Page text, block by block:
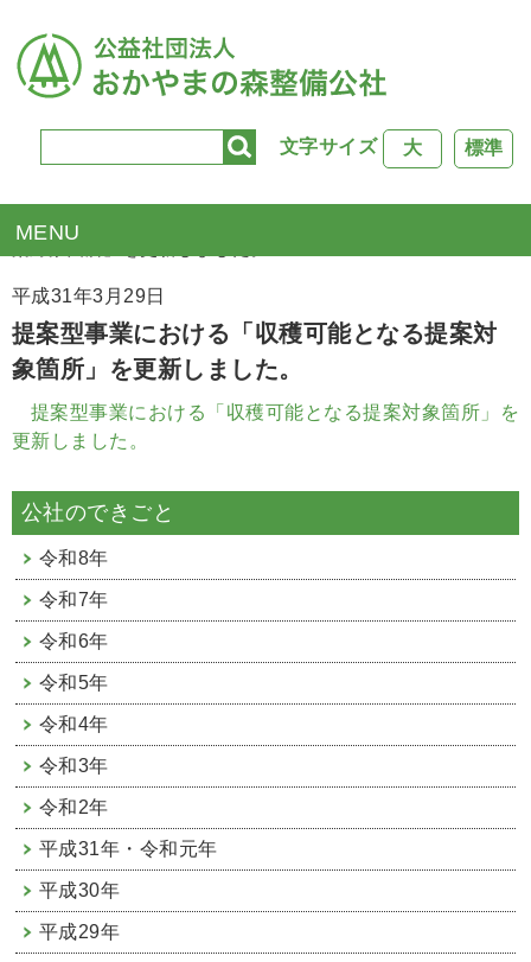
文字サイズ 標準
大
TOP>新着情報
平成31年3月29日
提案型事業における「収穫可能となる提案対
象箇所」を更新しました。
提案型事業における「収穫可能となる提案対象箇所」を
更新しました。
公社のできごと
令和8年
令和7年
令和6年
令和5年
令和4年
令和3年
令和2年
平成31年・令和元年
平成30年
平成29年